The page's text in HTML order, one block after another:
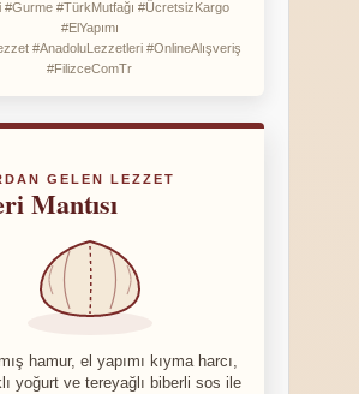
GELEN LEZZET
Mantısı
hamur, el yapımı kıyma harcı,
yoğurt ve tereyağlı biberli sos ile
#Gurme #TürkMutfağı #ÜcretsizKargo
#ElYapımı
#AnadoluLezzetleri #OnlineAlışveriş
#FilizceComTr